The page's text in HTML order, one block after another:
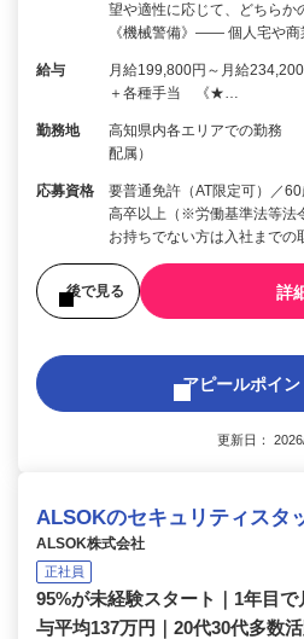
望や適性に応じて、どちら
《機械警備》―― 個人宅や
給与
月給199,800円～月給
＋各種手当 《★…
勤務地
高知県内各エリアでの勤務
配属）
応募資格
要普通免許（AT限定可）／
高卒以上（※労働基準法等法
お持ちでない方は入社までの
後で見る 詳
アピールポイン
更新日：
ALSOKのセキュリティスタ
ALSOK株式会社
正社員
95%が未経験スタート｜1年目
与平均137万円｜20代30代多数活